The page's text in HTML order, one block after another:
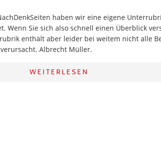
haben wir eine eigene
Wenn Sie sich also schnell einen Überblick
enthält aber leider bei weitem nicht alle
Albrecht Müller.
WEITERLESEN